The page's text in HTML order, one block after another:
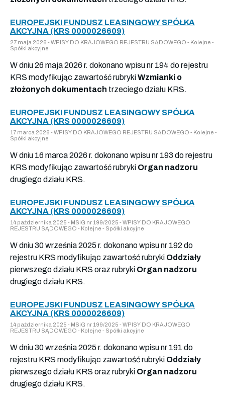
EUROPEJSKI FUNDUSZ LEASINGOWY SPÓŁKA
AKCYJNA (KRS 0000026609)
27 maja 2026 - WPISY DO KRAJOWEGO REJESTRU SĄDOWEGO - Kolejne -
Spółki akcyjne
W dniu 26 maja 2026 r. dokonano wpisu nr 194 do rejestru
KRS modyfikując zawartość rubrykiWzmianki o
złożonych dokumentach trzeciego działu KRS.
EUROPEJSKI FUNDUSZ LEASINGOWY SPÓŁKA
AKCYJNA (KRS 0000026609)
17 marca 2026 - WPISY DO KRAJOWEGO REJESTRU SĄDOWEGO - Kolejne -
Spółki akcyjne
W dniu 16 marca 2026 r. dokonano wpisu nr 193 do rejestru
KRS modyfikując zawartość rubryki Organ nadzoru
drugiego działu KRS.
EUROPEJSKI FUNDUSZ LEASINGOWY SPÓŁKA
AKCYJNA (KRS 0000026609)
14 października 2025 - MSiG nr 199/2025 - WPISY DO KRAJOWEGO
REJESTRU SĄDOWEGO - Kolejne - Spółki akcyjne
W dniu 30 września 2025 r. dokonano wpisu nr 192 do
rejestru KRS modyfikując zawartość rubryki Oddziały
pierwszego działu KRS oraz rubryki Organ nadzoru
drugiego działu KRS.
EUROPEJSKI FUNDUSZ LEASINGOWY SPÓŁKA
AKCYJNA (KRS 0000026609)
14 października 2025 - MSiG nr 199/2025 - WPISY DO KRAJOWEGO
REJESTRU SĄDOWEGO - Kolejne - Spółki akcyjne
W dniu 30 września 2025 r. dokonano wpisu nr 191 do
rejestru KRS modyfikując zawartość rubryki Oddziały
pierwszego działu KRS oraz rubryki Organ nadzoru
drugiego działu KRS.